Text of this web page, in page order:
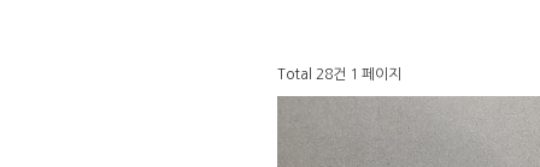
Total 28건 1 페이지